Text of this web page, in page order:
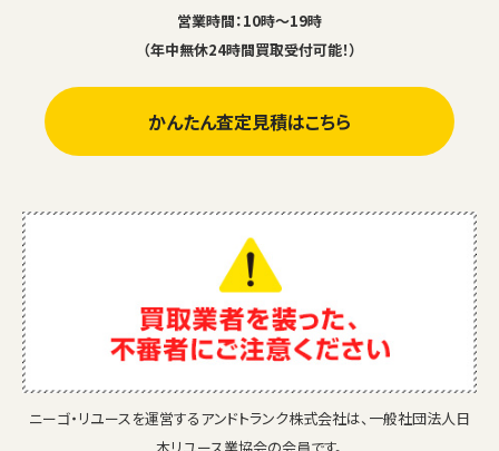
営業時間：10時～19時
（年中無休24時間買取受付可能！）
かんたん査定見積はこちら
ニーゴ・リユースを運営するアンドトランク株式会社は、一般社団法人日